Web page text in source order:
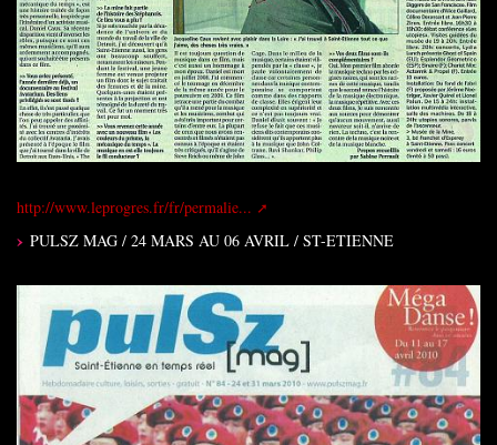
http://www.leprogres.fr/fr/permalie...
PULSZ MAG / 24 MARS AU 06 AVRIL / ST-ETIENNE